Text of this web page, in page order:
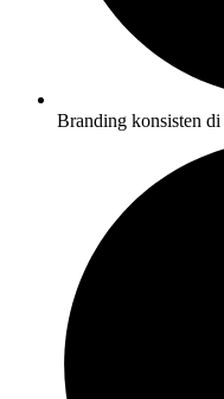
Branding konsisten